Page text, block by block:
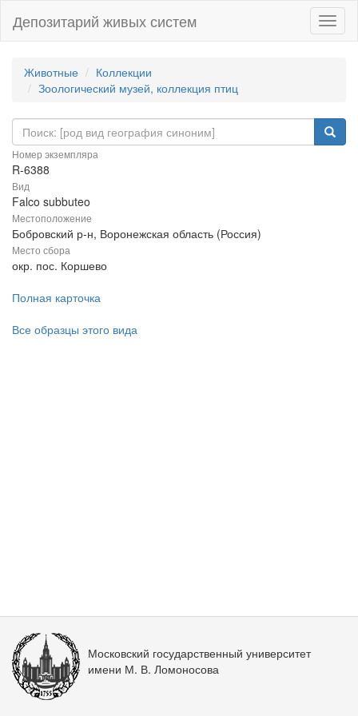
Депозитарий живых систем
Животные
Коллекции
Зоологический музей, коллекция птиц
Номер экземпляра
R-6388
Вид
Falco subbuteo
Местоположение
Бобровский р-н, Воронежская область (Россия)
Место сбора
окр. пос. Коршево
Полная карточка
Все образцы этого вида
Московский государственный университет
имени М. В. Ломоносова